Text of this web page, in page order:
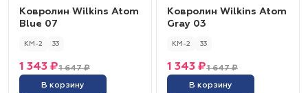
Ковролин Wilkins Atom
Blue 07
КМ-2 33
1 647 ₽
1 343 ₽
В корзину
Ковролин Wilkins Atom
Gray 03
КМ-2 33
1 647 ₽
1 343 ₽
В корзину